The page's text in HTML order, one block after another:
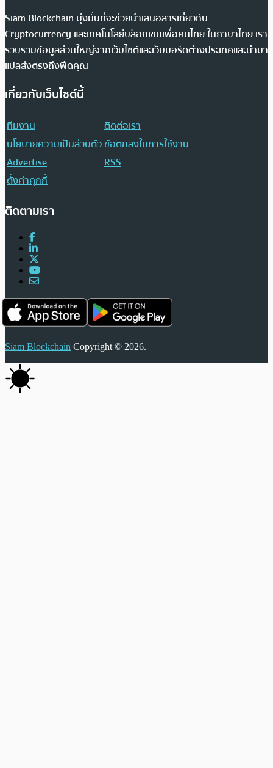
Siam Blockchain มุ่งมั่นที่จะช่วยนำเสนอสารเกี่ยวกับ
Cryptocurrency และเทคโนโลยีบล็อกเชนเพื่อคนไทย ในภาษาไทย เรา
รวบรวมข้อมูลส่วนใหญ่จากเว็บไซต์และเว็บบอร์ดต่างประเทศและนำมา
แปลส่งตรงถึงฟีดคุณ
เกี่ยวกับเว็บไซต์นี้
ทีมงาน
ติดต่อเรา
นโยบายความเป็นส่วนตัวข้อตกลงในการใช้งาน
Advertise
RSS
ตั้งค่าคุกกี้
ติดตามเรา
Siam Blockchain Copyright © 2026.